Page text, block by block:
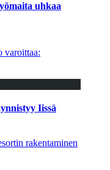
uhkaa
varoittaa:
Iissä
rakentaminen